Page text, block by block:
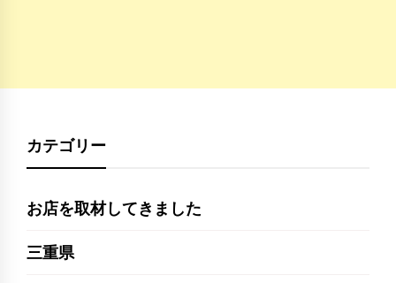
カテゴリー
お店を取材してきました
三重県